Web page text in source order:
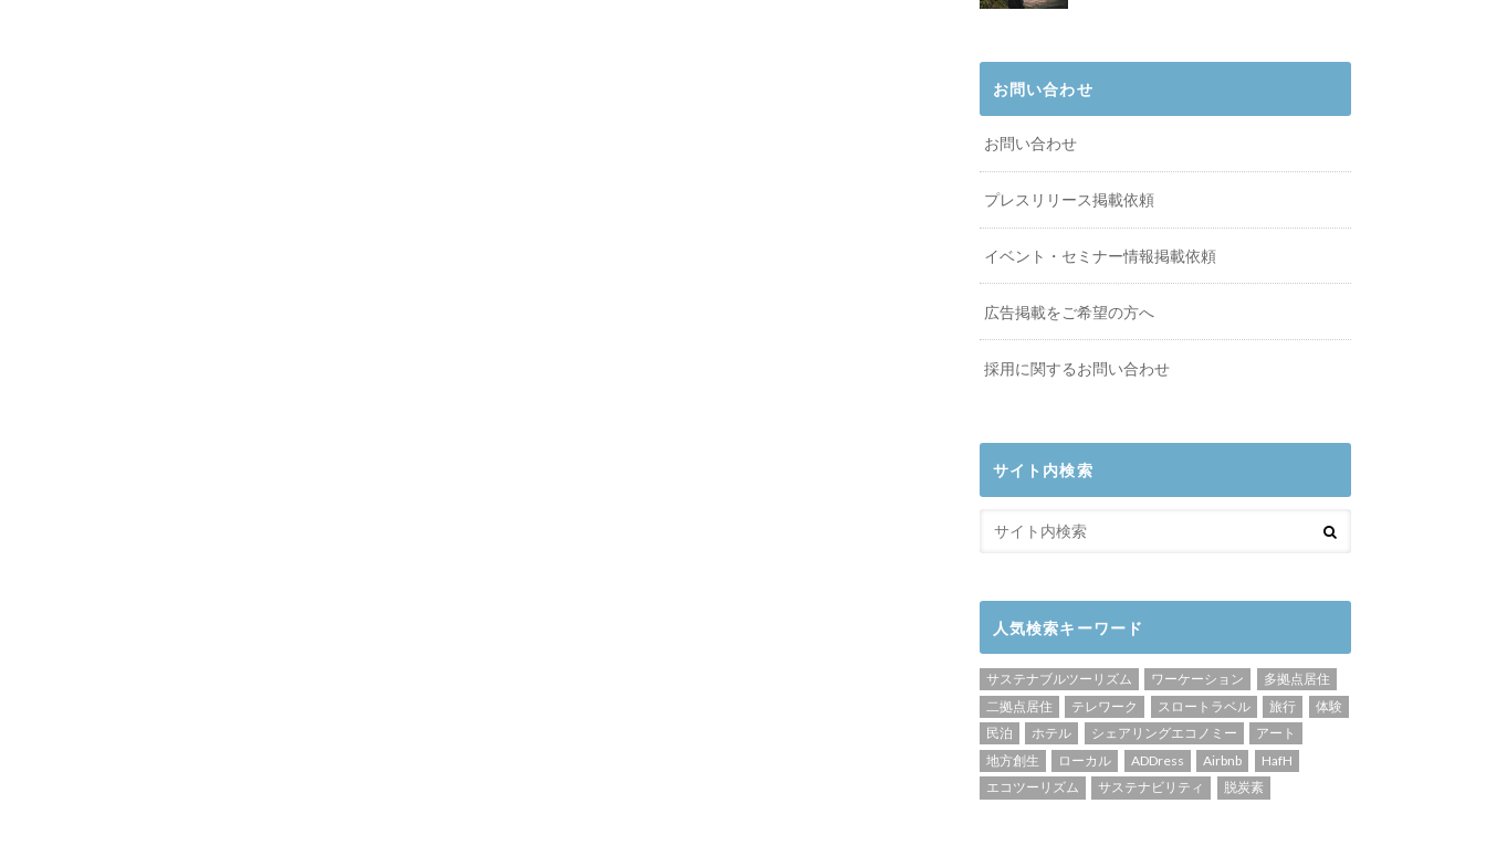
お問い合わせ
お問い合わせ
プレスリリース掲載依頼
イベント・セミナー情報掲載依頼
広告掲載をご希望の方へ
採用に関するお問い合わせ
サイト内検索
人気検索キーワード
サステナブルツーリズム ワーケーション
多拠点居住
二拠点居住
テレワーク スロートラベル 旅行
体験
民泊
ホテル シェアリングエコノミー
アート
地方創生
ローカル ADDress Airbnb
HafH
エコツーリズム
サステナビリティ 脱炭素